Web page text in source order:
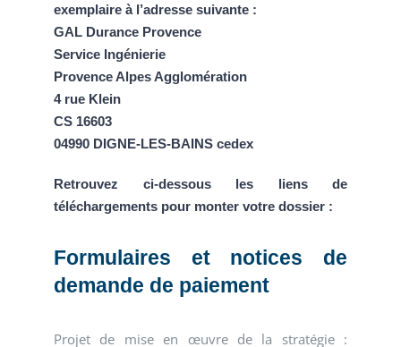
exemplaire à l’adresse suivante :
GAL Durance Provence
Service Ingénierie
Provence Alpes Agglomération
4 rue Klein
CS 16603
04990 DIGNE-LES-BAINS cedex
Retrouvez ci-dessous les liens de
téléchargements pour monter votre dossier :
Formulaires et notices de
demande de paiement
Projet de mise en œuvre de la stratégie :